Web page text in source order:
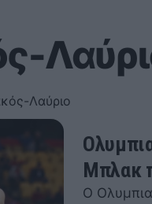
Λαύριο
Μπλακ
Ο